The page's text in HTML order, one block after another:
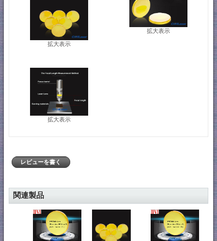
拡大表示
拡大表示
拡大表示
レビューを書く
関連製品